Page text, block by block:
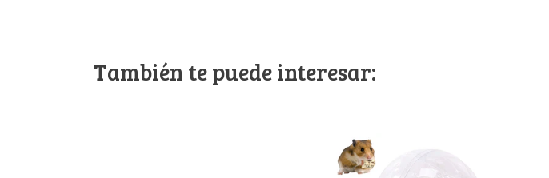
También te puede interesar: